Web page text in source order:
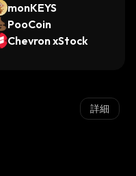
Again
monKEYS
PooCoin
Chevron xStock
詳細